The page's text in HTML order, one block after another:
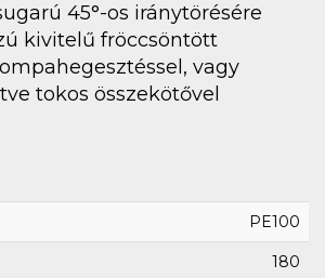
45°-os iránytörésére
kivitelű fröccsöntött
vagy
tokos összekötővel
PE100
180